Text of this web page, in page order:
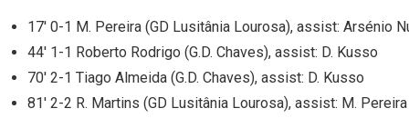
17′ 0-1 M. Pereira (GD Lusitânia Lourosa), assist: Arsénio
44′ 1-1 Roberto Rodrigo (G.D. Chaves), assist: D. Kusso
70′ 2-1 Tiago Almeida (G.D. Chaves), assist: D. Kusso
81′ 2-2 R. Martins (GD Lusitânia Lourosa), assist: M. Pereira